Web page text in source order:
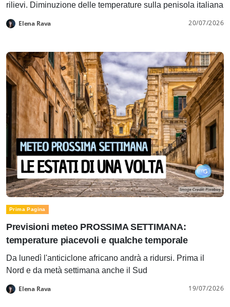
rilievi. Diminuzione delle temperature sulla penisola italiana
Elena Rava 20/07/2026
Prima Pagina
Previsioni meteo PROSSIMA SETTIMANA:
temperature piacevoli e qualche temporale
Da lunedì l'anticiclone africano andrà a ridursi. Prima il
Nord e da metà settimana anche il Sud
Elena Rava 19/07/2026